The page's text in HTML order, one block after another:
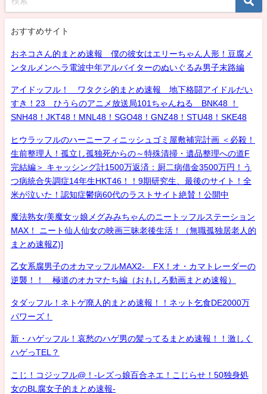
おすすめサイト
おネコさん的まとめ速報 僕の彼女はエリーちゃん人形！豆腐メ
ンタルメンヘラ電波中年アルバイターのぬいぐるみ男子末路編
アイドッフル！ ワタクシ的まとめ速報 地下格闘アイドルだい
すき！23 ひうらのアニメ放送局101ちゃんねる BNK48 ！
SNH48！JKT48！MNL48！SGO48！GNZ48！STU48！SKE48
ヒウラッフルのハーニーフィニッシュゴミ屋敷補完計画 ＜必殺！
生前整理人！孤立し孤独死からの～特殊清掃・遺品整理への道F
完結編＞ キャッシング計1500万返済：厨二病借金3500万円！う
つ病統合失調症14年生HKT46！！9期研究生、最後のサイト！全
米が泣いた！認知症鬱病60代のラストサイト絶賛！公開中
魔法熟女/美魔女ッ娘メグみみちゃんのニートッフルステーション
MAX！ ニート仙人仙女の映画三昧老後生活！（無職孤独居老人的
まとめ速報Z)]
乙女系腐男子のオカマッフルMAX2- FX！オ・カマトレーダーの
逆襲！！ 極道のオカマたち編（おもしろ動画まとめ速報）
タダッフル！ネトゲ廃人的まとめ速報！！ネット乞食DE2000万
パワーズ！
新・ハゲッフル！哀愁のハゲ男の髪ってるまとめ速報！！激しく
ハゲっTEL？
こじ！コジッフル@！-レズっ娘百合ネエ！こじらせ！50独身処
女のBL腐女子的まとめ速報-